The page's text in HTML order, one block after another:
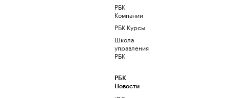
РБК
Компании
РБК Курсы
Школа
управления
РБК
РБК
Новости